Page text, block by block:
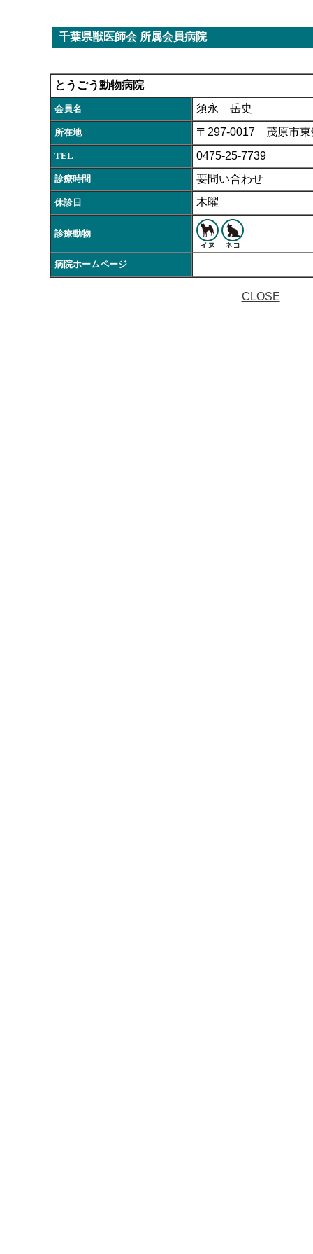
千葉県獣医師会 所属会員病院
とうごう動物病院
会員名 須永 岳史
所在地 〒297-0017 茂原市東
TEL 0475-25-7739
診療時間 要問い合わせ
休診日 木曜
診療動物
病院ホームページ
CLOSE